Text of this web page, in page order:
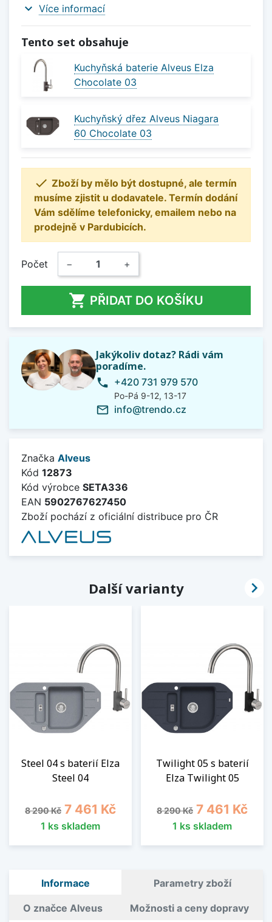
expand_more Více informací
Tento set obsahuje
Kuchyňská baterie Alveus Elza
Chocolate 03
Kuchyňský dřez Alveus Niagara
60 Chocolate 03
 Zboží by mělo být dostupné, ale termín
musíme zjistit u dodavatele. Termín dodání
Vám sdělíme telefonicky, emailem nebo na
prodejně v Pardubicích.
Počet − +
 PŘIDAT DO KOŠÍKU
Jakýkoliv dotaz? Rádi vám
poradíme.
phone +420 731 979 570
Po-Pá 9-12, 13-17
mail_outline info@trendo.cz
Značka Alveus
Kód 12873
Kód výrobce SETA336
EAN 5902767627450
Zboží pochází z oficiální distribuce pro ČR
Další varianty
Steel 04 s baterií Elza
Steel 04
Běžná cena
8 290 Kč Cena
7 461 Kč
1 ks skladem
Twilight 05 s baterií
Elza Twilight 05
Běžná cena
8 290 Kč Cena
7 461 Kč
1 ks skladem

Informace Parametry zboží
O značce Alveus Možnosti a ceny dopravy